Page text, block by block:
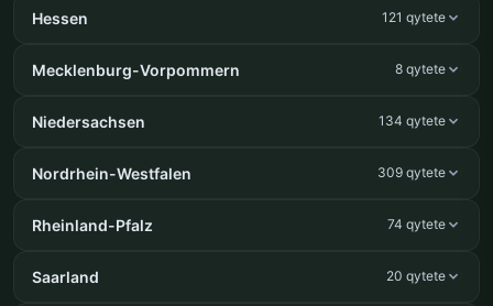
Hessen 121 qytete
Mecklenburg-Vorpommern 8 qytete
Niedersachsen 134 qytete
Nordrhein-Westfalen 309 qytete
Rheinland-Pfalz 74 qytete
Saarland 20 qytete